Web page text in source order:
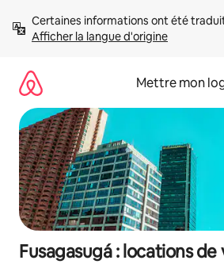
directement
Afficher la langue d'origine
Mettre mon
Fusagasugá : locations de